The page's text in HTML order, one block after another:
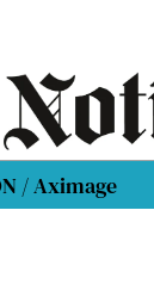
/ Aximage